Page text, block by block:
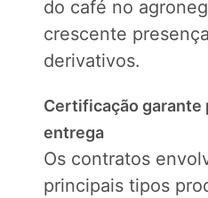
do café no
crescente
derivativos.
Certificação garante
entrega
Os contratos
principais tipos